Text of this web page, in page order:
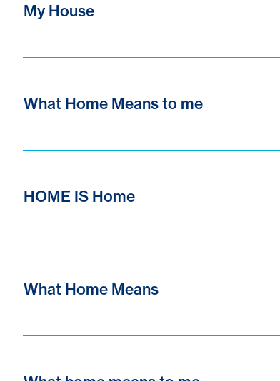
My House
What Home Means to me
HOME IS Home
What Home Means